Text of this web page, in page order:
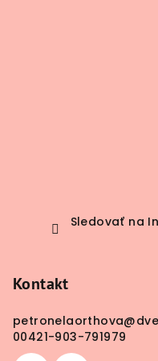
Sledovať na
Kontakt
petronelaorthova@
00421-903-791979